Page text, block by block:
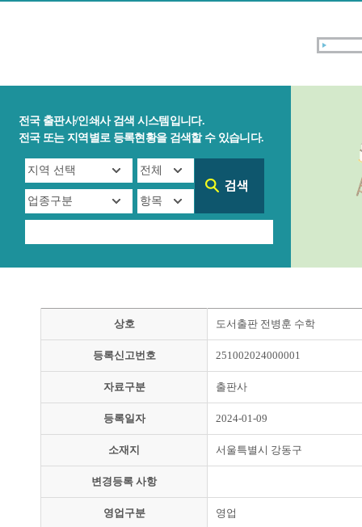
전국 출판사/인쇄사 검색 시스템입니다.
전국 또는 지역별로 등록현황을 검색할 수 있습니다.
상호 도서출판 전병훈 수학
등록신고번호 251002024000001
자료구분 출판사
등록일자 2024-01-09
소재지 서울특별시 강동구
변경등록 사항
영업구분 영업